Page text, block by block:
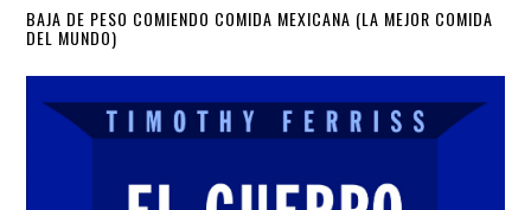
Primary
Sidebar
BAJA DE PESO COMIENDO COMIDA MEXICANA (LA MEJOR COMIDA
DEL MUNDO)